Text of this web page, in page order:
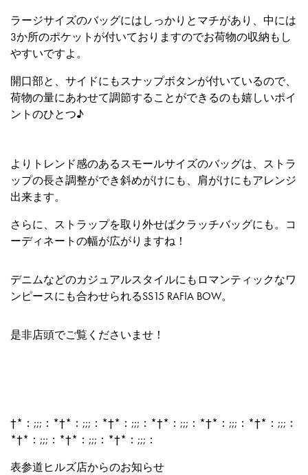
ラージサイズのバッグにはしっかりとマチがあり、中には
3か所のポケットが付いておりますのでお荷物の収納もし
やすいですよ。
開口部と、サイドにもスナップボタンが付いているので、
荷物の量にあわせて調節することができるのも嬉しいポイ
ントのひとつ♪
よりトレンド感のあるスモールサイズのバッグは、ストラ
ップの長さ調整ができ斜めがけにも、肩がけにもアレンジ
出来ます。
さらに、ストラップを取り外せばクラッチバッグにも。コ
ーディネートの幅が広がりますね！
デニムなどのカジュアルスタイルにもロマンティックなワ
ンピースにも合わせられるSS15 RAFIA BOW。
是非店頭でご覧くださいませ！
†*：;;;：*†*：;;;：*†*：;;;：*†*：;;;：*†*：;;;：*†*：;;;：
*†*：;;;：*†*：;;;：*†*：;;;：
表参道ヒルズ店からのお知らせ